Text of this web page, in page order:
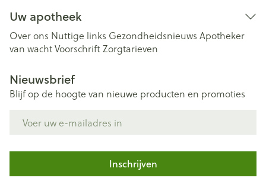
Uw apotheek
Over ons Nuttige links Gezondheidsnieuws Apotheker
van wachtVoorschriftZorgtarieven
Nieuwsbrief
Blijf op de hoogte van nieuwe producten en promoties
Inschrijven